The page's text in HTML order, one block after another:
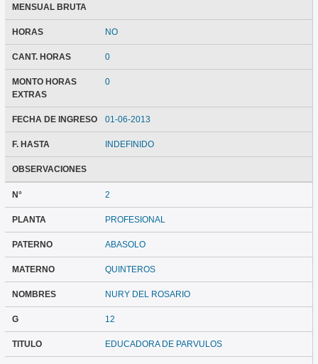
MENSUAL BRUTA
HORAS NO
CANT. HORAS 0
MONTO HORAS
EXTRAS
0
FECHA DE INGRESO 01-06-2013
F. HASTA INDEFINIDO
OBSERVACIONES
N° 2
PLANTA PROFESIONAL
PATERNO ABASOLO
MATERNO QUINTEROS
NOMBRES NURY DEL ROSARIO
G 12
TITULO EDUCADORA DE PARVULOS